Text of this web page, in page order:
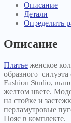
Описание
Детали
Определить
Описание
Платье женское
образного силуэта
Fashion Studio,
желтом цвете.
на стойке и
перламутровые
Пояс в комплекте.